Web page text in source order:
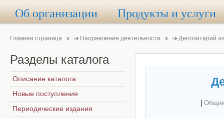
Об организации Продукты и услуги
Главная страница ⇒ Направление деятельности ⇒ Депозитарий
Разделы каталога
Описание каталога
Новые поступления
Периодические издания